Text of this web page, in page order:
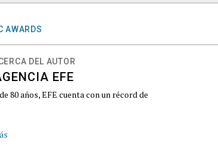
AWARDS
DEL AUTOR
EFE
80 años, EFE cuenta con un récord de